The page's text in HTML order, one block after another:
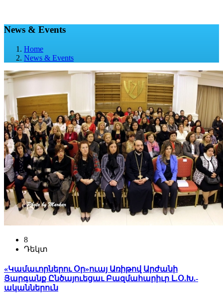
News & Events
Home
News & Events
8
Դեկտ
«Կամաւորներու Օր»ուայ Առիթով Արժանի
Յարգանք Ընծայուեցաւ Բազմահարիւր Լ.Օ.Խ.-
ականներուն